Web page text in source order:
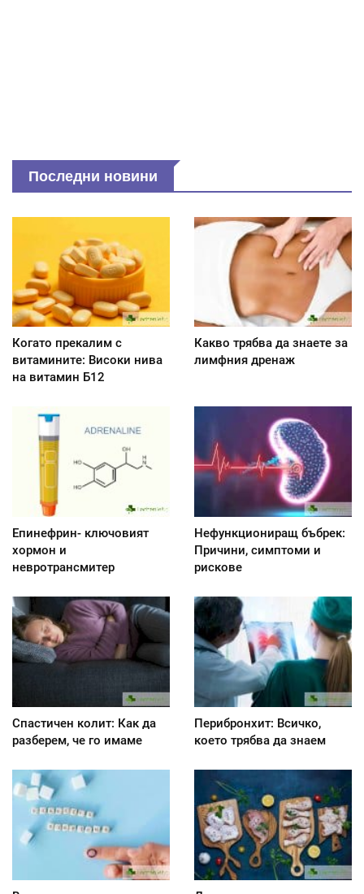
Последни новини
Когато прекалим с
витамините: Високи нива
на витамин Б12
Какво трябва да знаете за
лимфния дренаж
Епинефрин- ключовият
хормон и
невротрансмитер
Нефункциониращ бъбрек:
Причини, симптоми и
рискове
Спастичен колит: Как да
разберем, че го имаме
Перибронхит: Всичко,
което трябва да знаем